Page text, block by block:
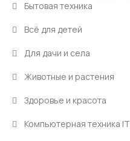
Бытовая техника
Всё для детей
Для дачи и села
Животные и растения
Здоровье и красота
Компьютерная техника IT